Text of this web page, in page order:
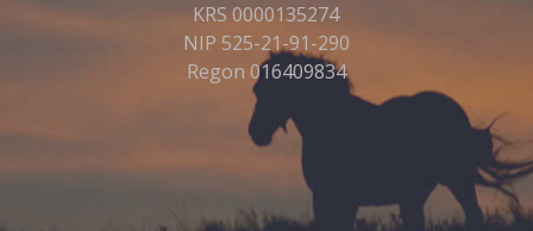
KRS 0000135274
NIP 525-21-91-290
Regon 016409834